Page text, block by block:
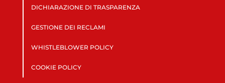
DICHIARAZIONE DI TRASPARENZA
GESTIONE DEI RECLAMI
WHISTLEBLOWER POLICY
COOKIE POLICY